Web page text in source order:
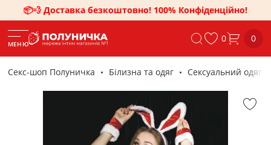
📦💨 Доставка безкоштовно! 100% Конфіденційно!
МЕНЮ 0 0
Секс-шоп Полуничка Білизна та одяг Сексуальний одяг